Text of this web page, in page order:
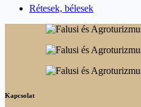
Rétesek, bélesek
Kapcsolat